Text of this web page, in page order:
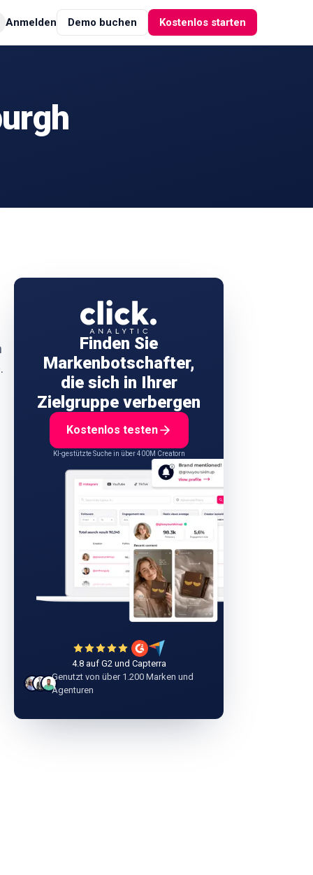
Anmelden Demo buchen Kostenlos starten
Finden Sie
Markenbotschafter,
die sich in Ihrer
Zielgruppe verbergen
Kostenlos testen
KI-gestützte Suche in über 400M Creatorn
4.8 auf G2 und Capterra
Genutzt von über 1.200 Marken und
Agenturen